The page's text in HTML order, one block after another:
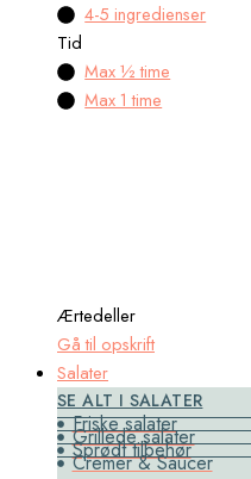
4-5 ingredienser
Tid
Max ½ time
Max 1 time
Ærtedeller
Gå til opskrift
Salater
SE ALT I SALATER
Friske salater
Grillede salater
Sprødt tilbehør
Cremer & Saucer